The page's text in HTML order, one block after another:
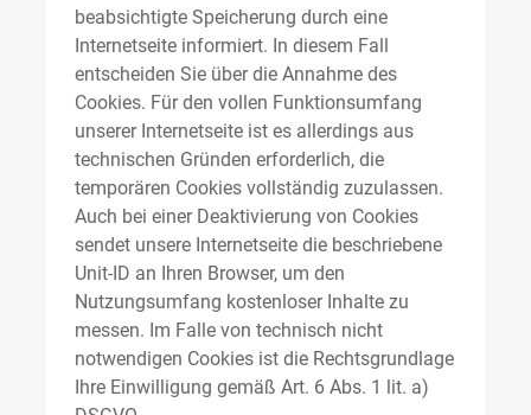
beabsichtigte Speicherung durch eine
Internetseite informiert. In diesem Fall
entscheiden Sie über die Annahme des
Cookies. Für den vollen Funktionsumfang
unserer Internetseite ist es allerdings aus
technischen Gründen erforderlich, die
temporären Cookies vollständig zuzulassen.
Auch bei einer Deaktivierung von Cookies
sendet unsere Internetseite die beschriebene
Unit-ID an Ihren Browser, um den
Nutzungsumfang kostenloser Inhalte zu
messen. Im Falle von technisch nicht
notwendigen Cookies ist die Rechtsgrundlage
Ihre Einwilligung gemäß Art. 6 Abs. 1 lit. a)